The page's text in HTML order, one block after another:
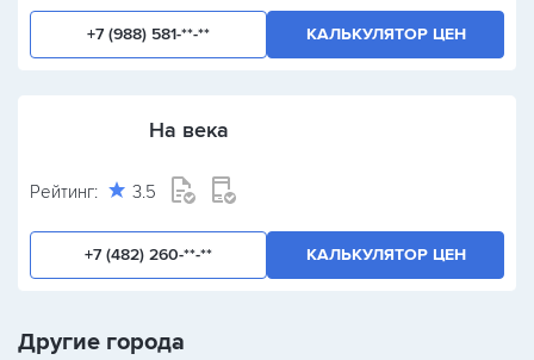
+7 (988) 581-**-** КАЛЬКУЛЯТОР ЦЕН
На века
Рейтинг: 3.5
+7 (482) 260-**-** КАЛЬКУЛЯТОР ЦЕН
Другие города